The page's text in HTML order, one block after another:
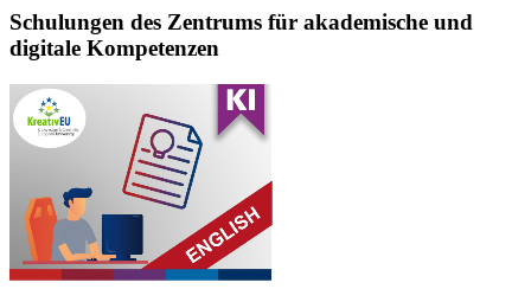
Schulungen des Zentrums für akademische und
digitale Kompetenzen